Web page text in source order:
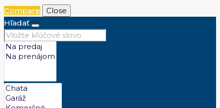
Compare
Close
Hľadať